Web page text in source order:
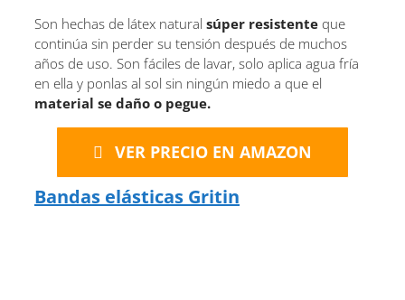
Son hechas de látex natural súper resistente que
continúa sin perder su tensión después de muchos
años de uso. Son fáciles de lavar, solo aplica agua fría
en ella y ponlas al sol sin ningún miedo a que el
material se daño o pegue.
VER PRECIO EN AMAZON
Bandas elásticas Gritin